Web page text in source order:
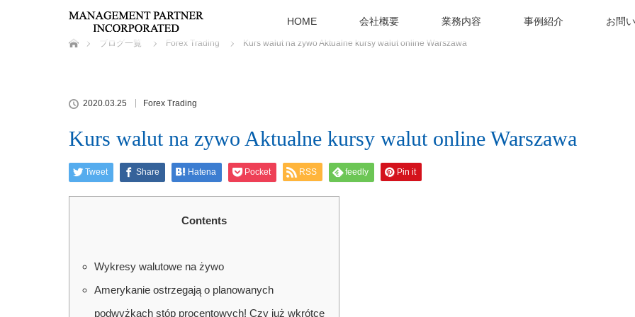
HOME 会社概要 業務内容 事例紹介 お問
ホーム
ブログ一覧
Forex Trading Kurs walut na zywo Aktualne kursy walut online Warszawa
2020.03.25 Forex Trading
Kurs walut na zywo Aktualne kursy walut online Warszawa
Tweet Share Hatena Pocket RSS feedly Pin it
Contents
Wykresy walutowe na żywo
Amerykanie ostrzegają o planowanych
podwyżkach stóp procentowych! Czy już wkrótce